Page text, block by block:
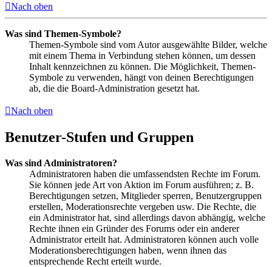
Nach oben
Was sind Themen-Symbole?
Themen-Symbole sind vom Autor ausgewählte Bilder, welche
mit einem Thema in Verbindung stehen können, um dessen
Inhalt kennzeichnen zu können. Die Möglichkeit, Themen-
Symbole zu verwenden, hängt von deinen Berechtigungen
ab, die die Board-Administration gesetzt hat.
Nach oben
Benutzer-Stufen und Gruppen
Was sind Administratoren?
Administratoren haben die umfassendsten Rechte im Forum.
Sie können jede Art von Aktion im Forum ausführen; z. B.
Berechtigungen setzen, Mitglieder sperren, Benutzergruppen
erstellen, Moderationsrechte vergeben usw. Die Rechte, die
ein Administrator hat, sind allerdings davon abhängig, welche
Rechte ihnen ein Gründer des Forums oder ein anderer
Administrator erteilt hat. Administratoren können auch volle
Moderationsberechtigungen haben, wenn ihnen das
entsprechende Recht erteilt wurde.